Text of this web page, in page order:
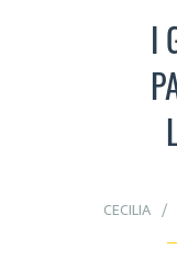
I
CECILIA